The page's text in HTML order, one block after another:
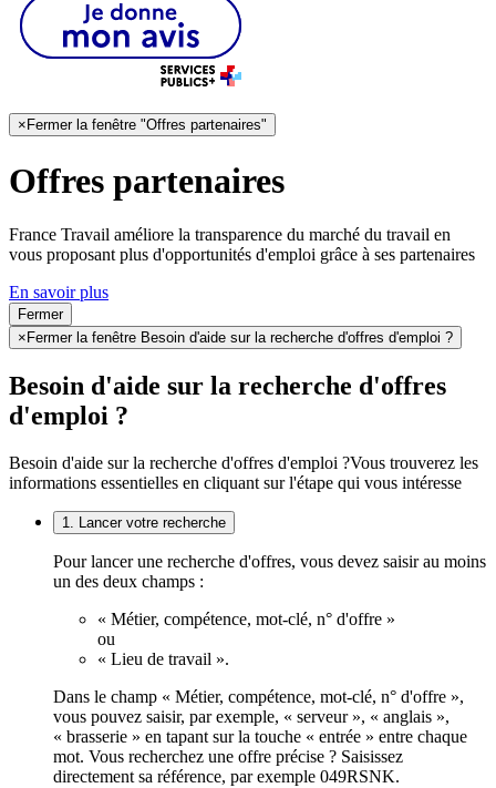
× Fermer la fenêtre "Offres partenaires"
Offres partenaires
France Travail améliore la transparence du marché du travail en
vous proposant plus d'opportunités d'emploi grâce à ses partenaires
En savoir plus
Fermer
× Fermer la fenêtre Besoin d'aide sur la recherche d'offres d'emploi ?
Besoin d'aide sur la recherche d'offres
d'emploi ?
Besoin d'aide sur la recherche d'offres d'emploi ?Vous trouverez les
informations essentielles en cliquant sur l'étape qui vous intéresse
1. Lancer votre recherche
Pour lancer une recherche d'offres, vous devez saisir au moins
un des deux champs :
« Métier, compétence, mot-clé, n° d'offre »
ou
« Lieu de travail ».
Dans le champ « Métier, compétence, mot-clé, n° d'offre »,
vous pouvez saisir, par exemple, « serveur », « anglais »,
« brasserie » en tapant sur la touche « entrée » entre chaque
mot. Vous recherchez une offre précise ? Saisissez
directement sa référence, par exemple 049RSNK.